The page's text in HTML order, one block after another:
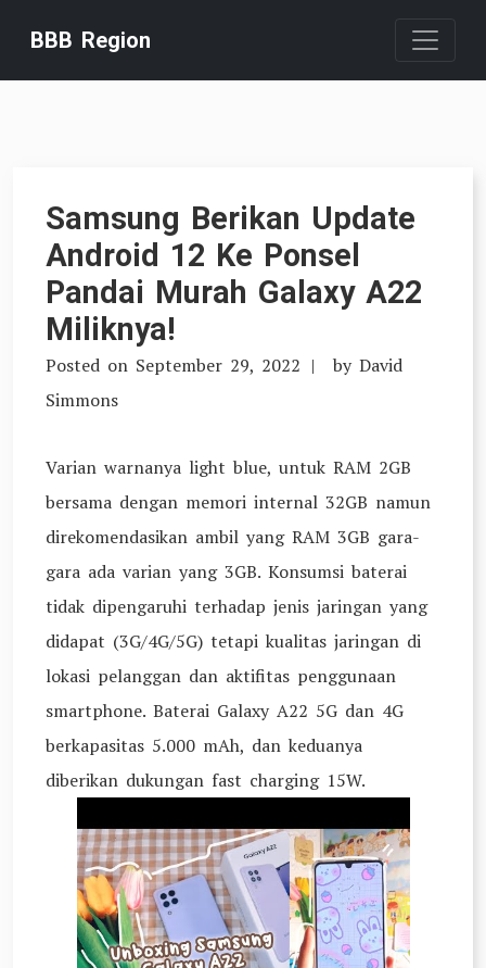
content
BBB Region
Samsung Berikan Update
Android 12 Ke Ponsel
Pandai Murah Galaxy A22
Miliknya!
Posted on September 29, 2022 by David
Simmons
Varian warnanya light blue, untuk RAM 2GB
bersama dengan memori internal 32GB namun
direkomendasikan ambil yang RAM 3GB gara-
gara ada varian yang 3GB. Konsumsi baterai
tidak dipengaruhi terhadap jenis jaringan yang
didapat (3G/4G/5G) tetapi kualitas jaringan di
lokasi pelanggan dan aktifitas penggunaan
smartphone. Baterai Galaxy A22 5G dan 4G
berkapasitas 5.000 mAh, dan keduanya
diberikan dukungan fast charging 15W.